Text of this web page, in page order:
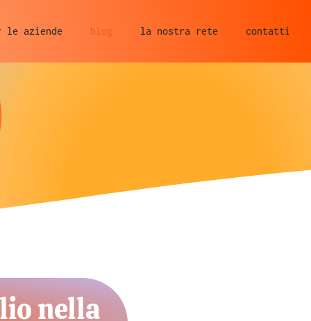
le aziende blog la nostra rete contatti
nella